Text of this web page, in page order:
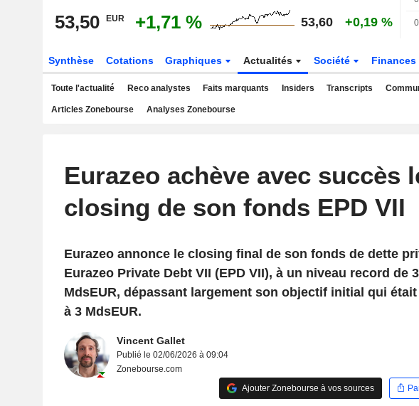
53,50 EUR +1,71 % 53,60 +0,19 %
Synthèse Cotations Graphiques Actualités Société Finances
Toute l'actualité Reco analystes Faits marquants Insiders Transcripts
Articles Zonebourse Analyses Zonebourse
Eurazeo achève avec succès
closing de son fonds EPD VII
Eurazeo annonce le closing final de son fonds de dette
Eurazeo Private Debt VII (EPD VII), à un niveau record de
MdsEUR, dépassant largement son objectif initial qui
à 3 MdsEUR.
Vincent Gallet
Publié le 02/06/2026 à 09:04
Zonebourse.com
Ajouter Zonebourse à vos sources